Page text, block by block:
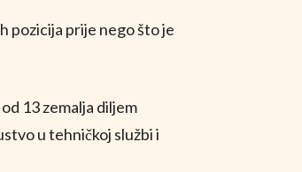
pozicija prije nego što je
13 zemalja diljem
u tehničkoj službi i